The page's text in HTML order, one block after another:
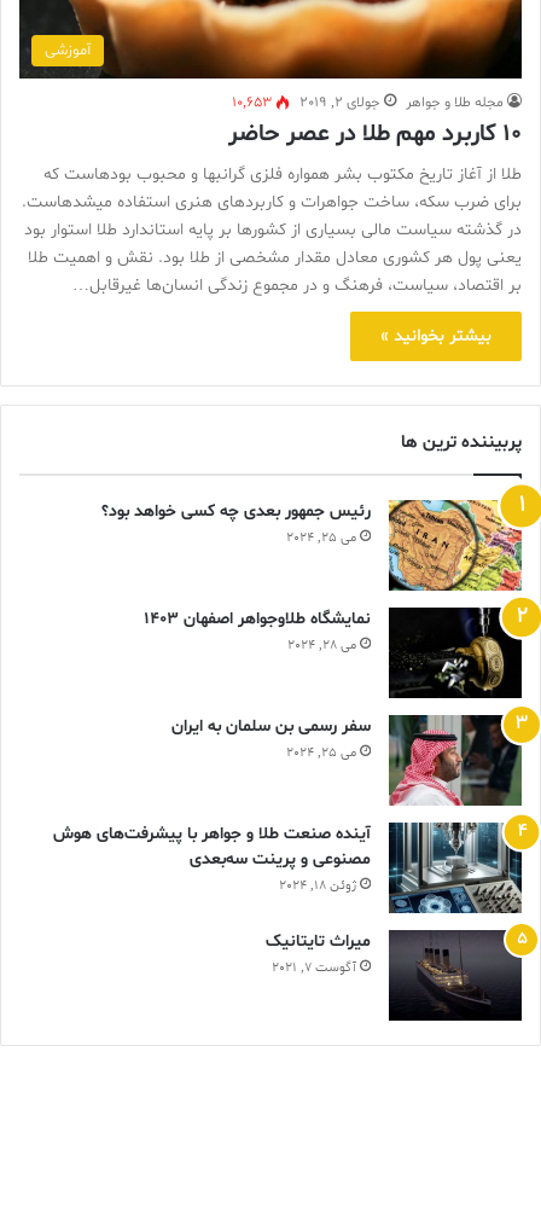
آموزشی
مجله طلا و جواهر جولای 2, 2019 10,653
۱۰ کاربرد مهم طلا در عصر حاضر
طلا از آغاز تاریخ مکتوب بشر همواره فلزی گرانبها و محبوب بودهاست که
برای ضرب سکه، ساخت جواهرات و کاربردهای هنری استفاده میشدهاست.
در گذشته سیاست مالی بسیاری از کشورها بر پایه استاندارد طلا استوار بود
یعنی پول هر کشوری معادل مقدار مشخصی از طلا بود. نقش و اهمیت طلا
بر اقتصاد، سیاست، فرهنگ و در مجموع زندگی انسان‌ها غیرقابل…
بیشتر بخوانید »
پربیننده ترین ها
رئیس جمهور بعدی چه کسی خواهد بود؟
می 25, 2024
نمایشگاه طلاوجواهر اصفهان 1403
می 28, 2024
سفر رسمی بن سلمان به ایران
می 25, 2024
آینده صنعت طلا و جواهر با پیشرفت‌های هوش
مصنوعی و پرینت سه‌بعدی
ژوئن 18, 2024
ميراث تايتانيک
آگوست 7, 2021